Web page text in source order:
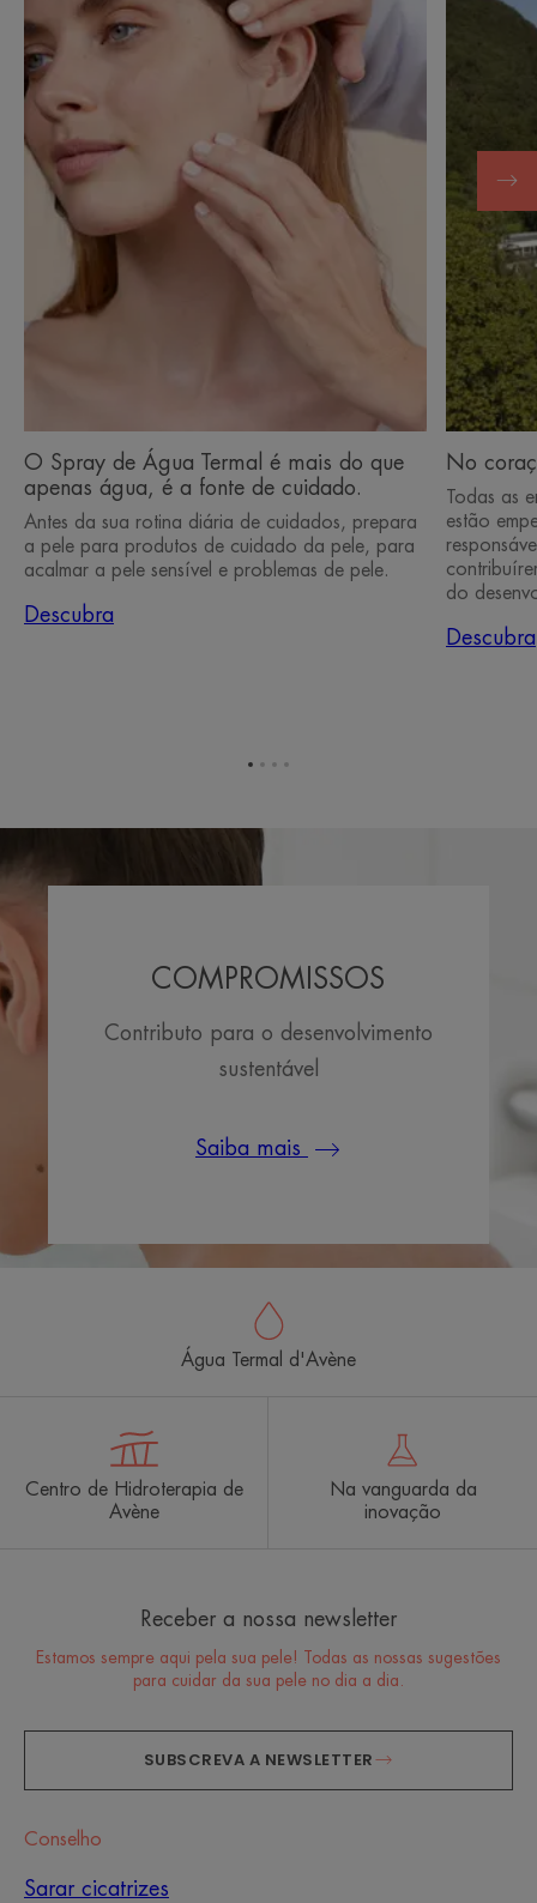
de
Água
Termal
mais
do
que
apenas
fonte
O Spray de Água Termal é mais do que
apenas água, é a fonte de cuidado.
Antes da sua rotina diária de cuidados, prepara
a pele para produtos de cuidado da pele, para
acalmar a pele sensível e problemas de pele.
Descubra
les-
No
Todas as
estão
do
Descubra
o
item
1
o
item
2
COMPROMISSOS
Contributo para o desenvolvimento
sustentável
Saiba mais
Água Termal d'Avène
Centro de Hidroterapia de
Avène
Na vanguarda da
inovação
Receber a nossa newsletter
Estamos sempre aqui pela sua pele! Todas as nossas sugestões
para cuidar da sua pele no dia a dia.
SUBSCREVA A NEWSLETTER
Conselho
Sarar cicatrizes